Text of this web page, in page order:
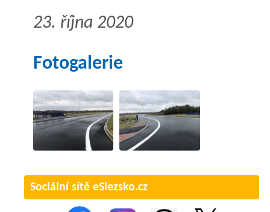
23. října 2020
Fotogalerie
Sociální sítě eSlezsko.cz